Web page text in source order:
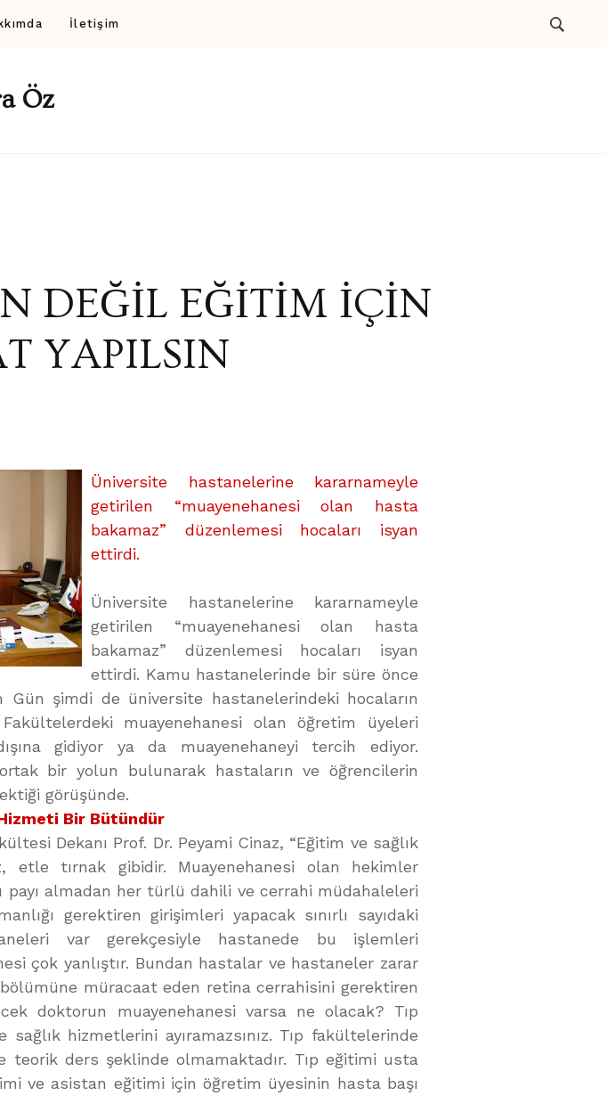
İletişim
Öz
DEĞİL EĞİTİM İÇİN
YAPILSIN
Üniversite hastanelerine kararnameyle
getirilen “muayenehanesi olan hasta
bakamaz” düzenlemesi hocaları isyan
ettirdi.
Üniversite hastanelerine kararnameyle
getirilen “muayenehanesi olan hasta
bakamaz” düzenlemesi hocaları isyan
ettirdi. Kamu hastanelerinde bir süre önce
Gün şimdi de üniversite hastanelerindeki hocaların
muayenehanesi olan öğretim üyeleri
gidiyor ya da muayenehaneyi tercih ediyor.
bir yolun bulunarak hastaların ve öğrencilerin
görüşünde.
Bir Bütündür
Dekanı Prof. Dr. Peyami Cinaz, “Eğitim ve sağlık
etle tırnak gibidir. Muayenehanesi olan hekimler
payı almadan her türlü dahili ve cerrahi müdahaleleri
gerektiren girişimleri yapacak sınırlı sayıdaki
var gerekçesiyle hastanede bu işlemleri
çok yanlıştır. Bundan hastalar ve hastaneler zarar
müracaat eden retina cerrahisini gerektiren
doktorun muayenehanesi varsa ne olacak? Tıp
hizmetlerini ayıramazsınız. Tıp fakültelerinde
teorik ders şeklinde olmamaktadır. Tıp eğitimi usta
ve asistan eğitimi için öğretim üyesinin hasta başı